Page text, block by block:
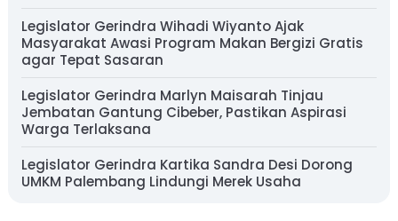
Legislator Gerindra Wihadi Wiyanto Ajak
Masyarakat Awasi Program Makan Bergizi Gratis
agar Tepat Sasaran
Legislator Gerindra Marlyn Maisarah Tinjau
Jembatan Gantung Cibeber, Pastikan Aspirasi
Warga Terlaksana
Legislator Gerindra Kartika Sandra Desi Dorong
UMKM Palembang Lindungi Merek Usaha